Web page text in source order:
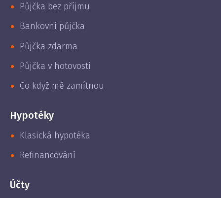
Půjčka bez příjmu
Bankovní půjčka
Půjčka zdarma
Půjčka v hotovosti
Co když mě zamítnou
Hypotéky
Klasická hypotéka
Refinancování
Účty